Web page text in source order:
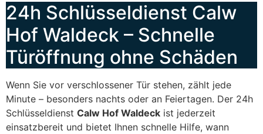
24h Schlüsseldienst Calw
Hof Waldeck – Schnelle
Türöffnung ohne Schäden
Wenn Sie vor verschlossener Tür stehen, zählt jede
Minute – besonders nachts oder an Feiertagen. Der 24h
Schlüsseldienst Calw Hof Waldeck ist jederzeit
einsatzbereit und bietet Ihnen schnelle Hilfe, wann